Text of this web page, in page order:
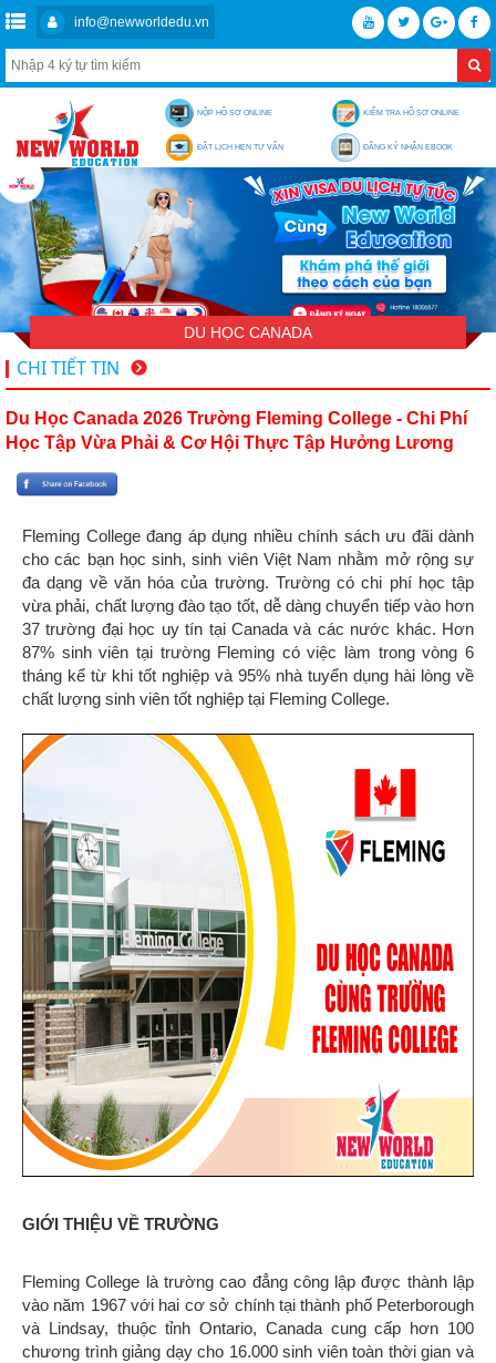
info@newworldedu.vn
NỘP HỒ SƠ ONLINE KIỂM TRA HỒ SƠ ONLINE
ĐẶT LỊCH HẸN TƯ VẤN ĐĂNG KÝ NHẬN EBOOK
DU HỌC CANADA
CHI TIẾT TIN
Du Học Canada 2026 Trường Fleming College - Chi Phí
Học Tập Vừa Phải & Cơ Hội Thực Tập Hưởng Lương
Fleming College đang áp dụng nhiều chính sách ưu đãi dành
cho các bạn học sinh, sinh viên Việt Nam nhằm mở rộng sự
đa dạng về văn hóa của trường. Trường có chi phí học tập
vừa phải, chất lượng đào tạo tốt, dễ dàng chuyển tiếp vào hơn
37 trường đại học uy tín tại Canada và các nước khác. Hơn
87% sinh viên tại trường Fleming có việc làm trong vòng 6
tháng kể từ khi tốt nghiệp và 95% nhà tuyển dụng hài lòng về
chất lượng sinh viên tốt nghiệp tại Fleming College.
GIỚI THIỆU VỀ TRƯỜNG
Fleming College là trường cao đẳng công lập được thành lập
vào năm 1967 với hai cơ sở chính tại thành phố Peterborough
và Lindsay, thuộc tỉnh Ontario, Canada cung cấp hơn 100
chương trình giảng dạy cho 16.000 sinh viên toàn thời gian và